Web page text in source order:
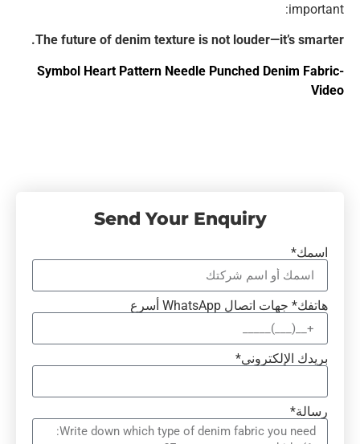
important:
The future of denim texture is not louder—it’s smarter.
Symbol Heart Pattern Needle Punched Denim Fabric-
Video
Send Your Enquiry
اسمك*
هاتفك* جهات اتصال WhatsApp أسرع
بريدك الإلكتروني*
رسالة*